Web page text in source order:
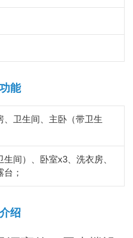
能
、卫生间、主卧（带卫生
间）、卧室x3、洗衣房、
；
绍